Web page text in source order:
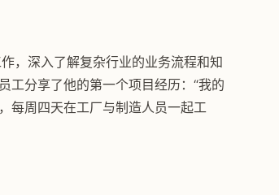
，深入了解复杂行业的业务流程和知
工分享了他的第一个项目经历：“我的
每周四天在工厂与制造人员一起工